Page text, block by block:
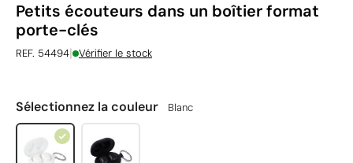
Petits écouteurs dans un boîtier format
porte-clés
REF. 54494| Vérifier le stock
Sélectionnez la couleur Blanc